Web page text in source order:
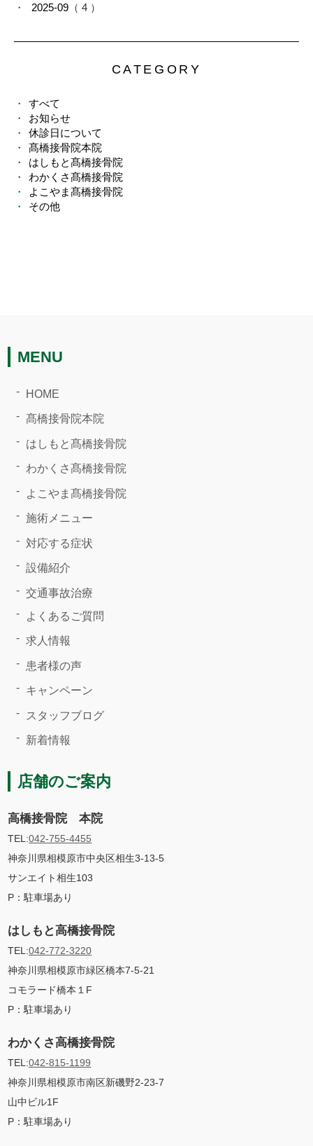
2025-09 （ 4 ）
CATEGORY
すべて
お知らせ
休診日について
髙橋接骨院本院
はしもと髙橋接骨院
わかくさ髙橋接骨院
よこやま髙橋接骨院
その他
MENU
HOME
髙橋接骨院本院
はしもと髙橋接骨院
わかくさ髙橋接骨院
よこやま髙橋接骨院
施術メニュー
対応する症状
設備紹介
交通事故治療
よくあるご質問
求人情報
患者様の声
キャンペーン
スタッフブログ
新着情報
店舗のご案内
高橋接骨院 本院
TEL:042-755-4455
神奈川県相模原市中央区相生3-13-5
サンエイト相生103
P：駐車場あり
はしもと高橋接骨院
TEL:042-772-3220
神奈川県相模原市緑区橋本7-5-21
コモラード橋本１F
P：駐車場あり
わかくさ高橋接骨院
TEL:042-815-1199
神奈川県相模原市南区新磯野2-23-7
山中ビル1F
P：駐車場あり